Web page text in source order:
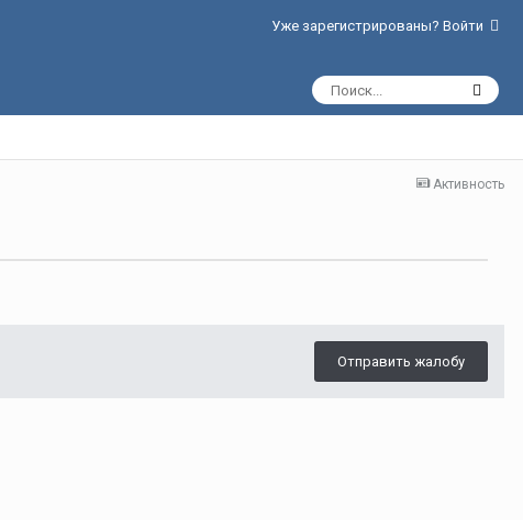
Уже зарегистрированы? Войти
Активность
Отправить жалобу